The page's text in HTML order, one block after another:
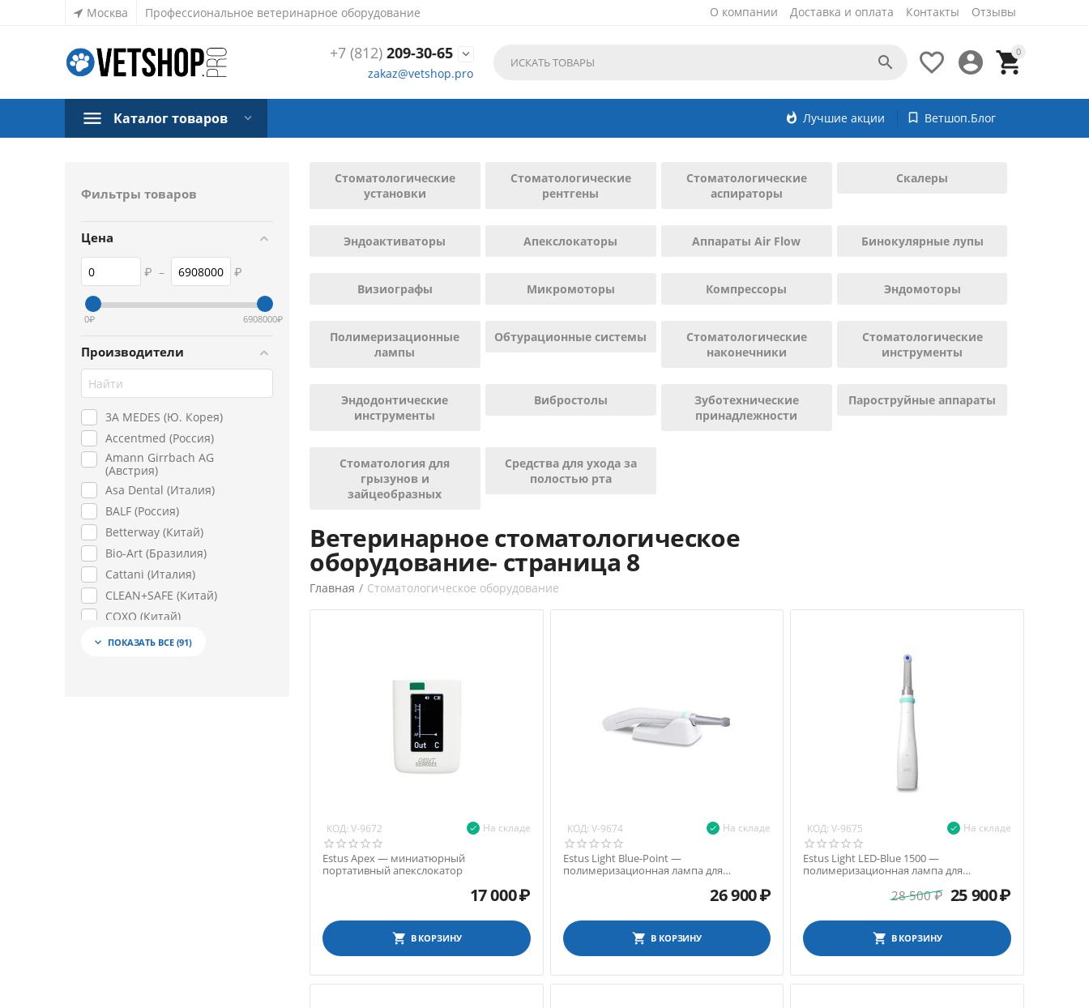
Москва Профессиональное ветеринарное оборудование О компании Доставка и оплата Контакты Отзывы
+7 (812)209-30-65 
zakaz@vetshop.pro
0




Каталог товаров whatshot Лучшие акции bookmark_border Ветшоп.Блог
Фильтры товаров
Цена
₽ – ₽
0₽ 6908000₽
Производители
3A MEDES (Ю. Корея)
Accentmed (Россия)
Amann Girrbach AG
(Австрия)
Asa Dental (Италия)
BALF (Россия)
Betterway (Китай)
Bio-Art (Бразилия)
Cattani (Италия)
CLEAN+SAFE (Китай)
COXO (Китай)
Dental Combo (Россия)
 ПОКАЗАТЬ ВСЕ(91)
Стоматологические
установки
Стоматологические
рентгены
Стоматологические
аспираторы
Скалеры
Эндоактиваторы Апекслокаторы Аппараты Air Flow Бинокулярные лупы
Визиографы Микромоторы Компрессоры Эндомоторы
Полимеризационные
лампы
Обтурационные системы
Стоматологические
наконечники
Стоматологические
инструменты
Эндодонтические
инструменты
Вибростолы
Зуботехнические
принадлежности
Пароструйные аппараты
Стоматология для
грызунов и
зайцеобразных
Средства для ухода за
полостью рта
Ветеринарное стоматологическое
оборудование- страница 8
Главная / Стоматологическое оборудование
КОД: V-9672 На складе
Estus Apex — миниатюрный
портативный апекслокатор
17 000₽
В КОРЗИНУ
КОД: V-9674 На складе
Estus Light Blue-Point —
полимеризационная лампа для
26 900₽
В КОРЗИНУ
КОД: V-9675 На складе
Estus Light LED-Blue 1500 —
полимеризационная лампа для
28 500 ₽ 25 900₽
В КОРЗИНУ